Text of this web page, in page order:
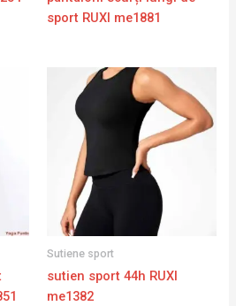
sport RUXI me1881
Sutiene sport
sutien sport 44h RUXI
me1382